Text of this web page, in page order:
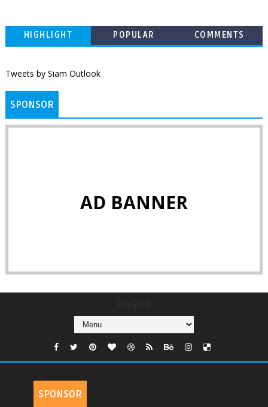
HIGHLIGHT POPULAR COMMENTS
Tweets by Siam Outlook
SPONSOR
AD BANNER
SPONSOR